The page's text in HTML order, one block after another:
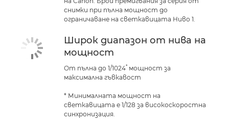
снимки при пълна мощност до
ограничаване на светкавицата Ниво 1.
Широк диапазон от нива на
мощност
От пълна до 1/1024* мощност за
максимална гъвкавост
* Минималната мощност на
светкавицата е 1/128 за високоскоростна
синхронизация.